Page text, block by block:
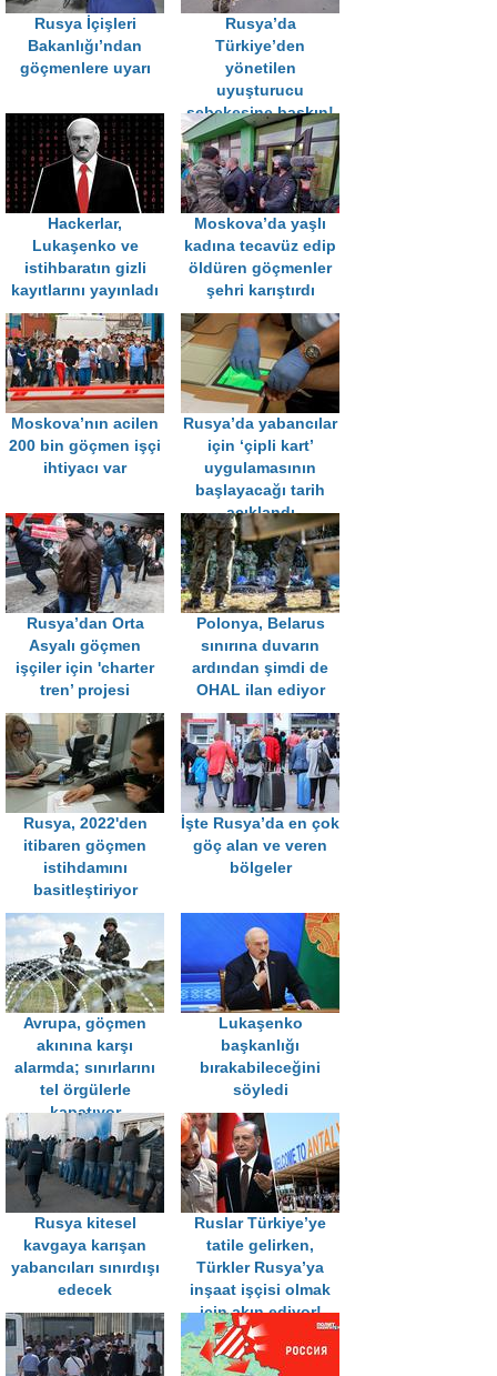
Rusya İçişleri
Bakanlığı’ndan
göçmenlere uyarı
Rusya’da
Türkiye’den
yönetilen
uyuşturucu
şebekesine baskın!
Hackerlar,
Lukaşenko ve
istihbaratın gizli
kayıtlarını yayınladı
Moskova’da yaşlı
kadına tecavüz edip
öldüren göçmenler
şehri karıştırdı
Moskova’nın acilen
200 bin göçmen işçi
ihtiyacı var
Rusya’da yabancılar
için ‘çipli kart’
uygulamasının
başlayacağı tarih
açıklandı
Rusya’dan Orta
Asyalı göçmen
işçiler için 'charter
tren’ projesi
Polonya, Belarus
sınırına duvarın
ardından şimdi de
OHAL ilan ediyor
Rusya, 2022'den
itibaren göçmen
istihdamını
basitleştiriyor
İşte Rusya’da en çok
göç alan ve veren
bölgeler
Avrupa, göçmen
akınına karşı
alarmda; sınırlarını
tel örgülerle
kapatıyor
Lukaşenko
başkanlığı
bırakabileceğini
söyledi
Rusya kitesel
kavgaya karışan
yabancıları sınırdışı
edecek
Ruslar Türkiye’ye
tatile gelirken,
Türkler Rusya’ya
inşaat işçisi olmak
için akın ediyor!